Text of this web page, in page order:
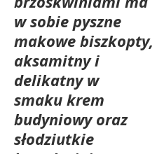
w sobie pyszne
makowe biszkopty,
aksamitny i
delikatny w
smaku krem
budyniowy oraz
słodziutkie